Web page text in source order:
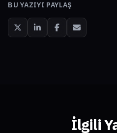
BU YAZIYI PAYLAŞ
İlgili